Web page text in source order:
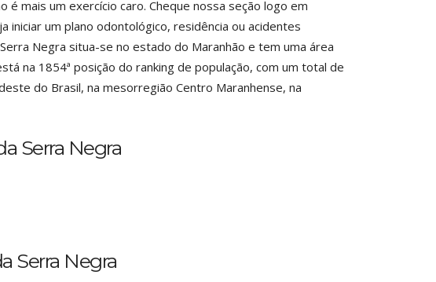
mais um exercício caro. Cheque nossa seção logo em
iniciar um plano odontológico, residência ou acidentes
Negra situa-se no estado do Maranhão e tem uma área
na 1854ª posição do ranking de população, com um total de
do Brasil, na mesorregião Centro Maranhense, na
Serra Negra
Serra Negra